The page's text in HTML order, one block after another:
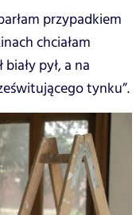
przypadkiem
chciałam
pył, a na
tynku”.